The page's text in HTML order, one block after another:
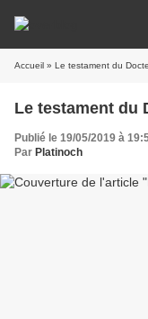
Accueil » Le testament du
Le testament du
Publié le 19/05/2019 à
Par Platinoch